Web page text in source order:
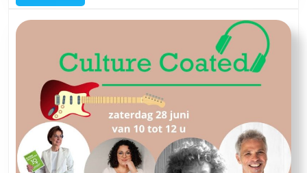
Jannemarie
Scheepbouwer,
Paul
Delaet,
Pedro
Strauwen
en
Liam
Vanderlinden